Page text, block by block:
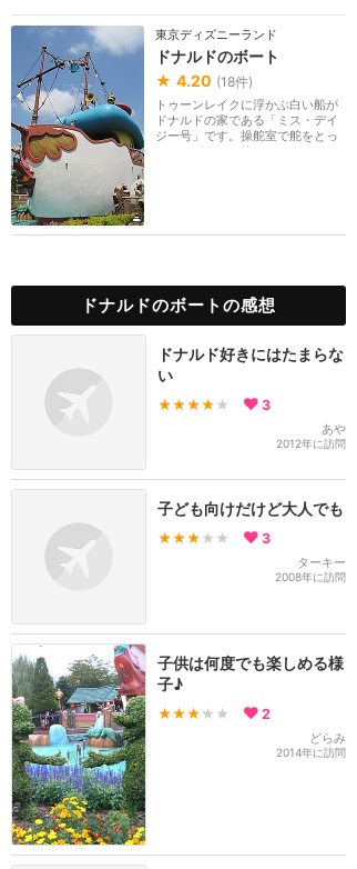
東京ディズニーランド
ドナルドのボート
★ 4.20 (18件)
トゥーンレイクに浮かぶ白い船が
ドナルドの家である「ミス・デイ
ジー号」です。操舵室で舵をとっ
たり、ボイラー管...
ドナルドのボートの感想
ドナルド好きにはたまらな
い
★★★★ ★ 3
あや
2012年に訪問
子ども向けだけど大人でも
★★★ ★★ 3
ターキー
2008年に訪問
子供は何度でも楽しめる様
子♪
★★★ ★★ 2
どらみ
2014年に訪問